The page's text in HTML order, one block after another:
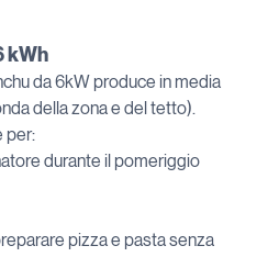
kWh
da 6kW produce in media
della zona e del tetto).
per:
durante il pomeriggio
pizza e pasta senza